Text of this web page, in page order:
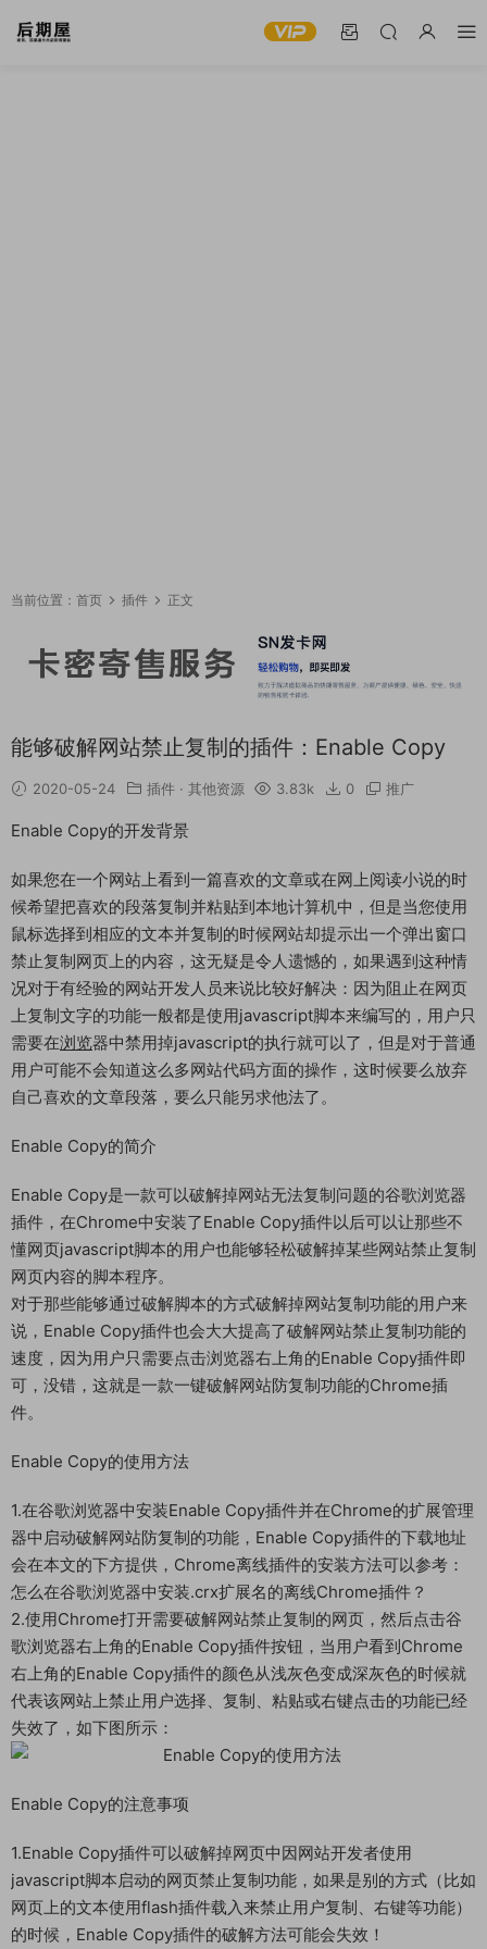
当前位置： 首页 插件 正文
能够破解网站禁止复制的插件：Enable Copy
2020-05-24 插件 · 其他资源 3.83k 0 推广
Enable Copy的开发背景
如果您在一个网站上看到一篇喜欢的文章或在网上阅读小说的时
候希望把喜欢的段落复制并粘贴到本地计算机中，但是当您使用
鼠标选择到相应的文本并复制的时候网站却提示出一个弹出窗口
禁止复制网页上的内容，这无疑是令人遗憾的，如果遇到这种情
况对于有经验的网站开发人员来说比较好解决：因为阻止在网页
上复制文字的功能一般都是使用javascript脚本来编写的，用户只
需要在浏览器中禁用掉javascript的执行就可以了，但是对于普通
用户可能不会知道这么多网站代码方面的操作，这时候要么放弃
自己喜欢的文章段落，要么只能另求他法了。
Enable Copy的简介
Enable Copy是一款可以破解掉网站无法复制问题的谷歌浏览器
插件，在Chrome中安装了Enable Copy插件以后可以让那些不
懂网页javascript脚本的用户也能够轻松破解掉某些网站禁止复制
网页内容的脚本程序。
对于那些能够通过破解脚本的方式破解掉网站复制功能的用户来
说，Enable Copy插件也会大大提高了破解网站禁止复制功能的
速度，因为用户只需要点击浏览器右上角的Enable Copy插件即
可，没错，这就是一款一键破解网站防复制功能的Chrome插
件。
Enable Copy的使用方法
1.在谷歌浏览器中安装Enable Copy插件并在Chrome的扩展管理
器中启动破解网站防复制的功能，Enable Copy插件的下载地址
会在本文的下方提供，Chrome离线插件的安装方法可以参考：
怎么在谷歌浏览器中安装.crx扩展名的离线Chrome插件？
2.使用Chrome打开需要破解网站禁止复制的网页，然后点击谷
歌浏览器右上角的Enable Copy插件按钮，当用户看到Chrome
右上角的Enable Copy插件的颜色从浅灰色变成深灰色的时候就
代表该网站上禁止用户选择、复制、粘贴或右键点击的功能已经
失效了，如下图所示：
Enable Copy的注意事项
1.Enable Copy插件可以破解掉网页中因网站开发者使用
javascript脚本启动的网页禁止复制功能，如果是别的方式（比如
网页上的文本使用flash插件载入来禁止用户复制、右键等功能）
的时候，Enable Copy插件的破解方法可能会失效！